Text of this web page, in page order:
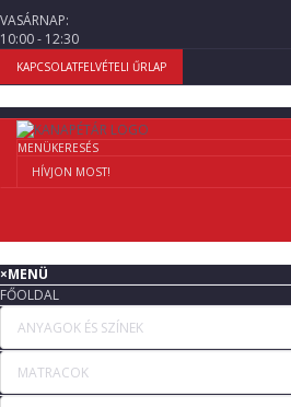
VASÁRNAP:
10:00 - 12:30
KAPCSOLATFELVÉTELI ŰRLAP
MENÜKERESÉS
HÍVJON MOST!
×MENÜ
FŐOLDAL
ANYAGOK ÉS SZÍNEK
MATRACOK